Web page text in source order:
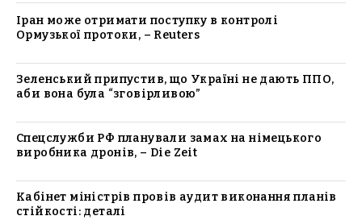
Іран може отримати поступку в контролі
Ормузької протоки, – Reuters
Зеленський припустив, що Україні не дають ППО,
аби вона була “зговірливою”
Спецслужби РФ планували замах на німецького
виробника дронів, – Die Zeit
Кабінет міністрів провів аудит виконання планів
стійкості: деталі